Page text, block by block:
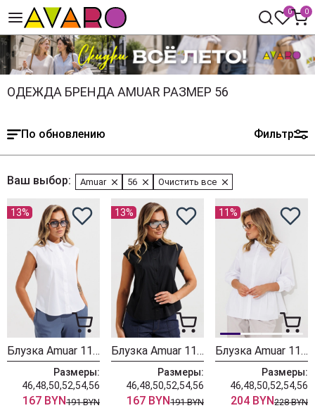
0 0
ОДЕЖДА БРЕНДА AMUAR РАЗМЕР 56
По обновлению Фильтр
Ваш выбор: Amuar 56 Очистить все
13%
Блузка Amuar 1133 белый
Размеры:
46,48,50,52,54,56
167 BYN191 BYN
13%
Блузка Amuar 1133 черный
Размеры:
46,48,50,52,54,56
167 BYN191 BYN
11%
Блузка Amuar 1134 белый
Размеры:
46,48,50,52,54,56
204 BYN228 BYN